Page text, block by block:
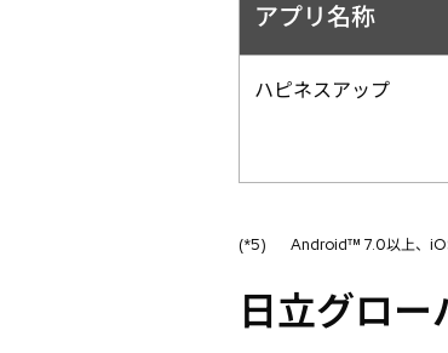
アプリ名称
ハピネスアップ
(*5) Android™ 7.0以上、
日立グロ